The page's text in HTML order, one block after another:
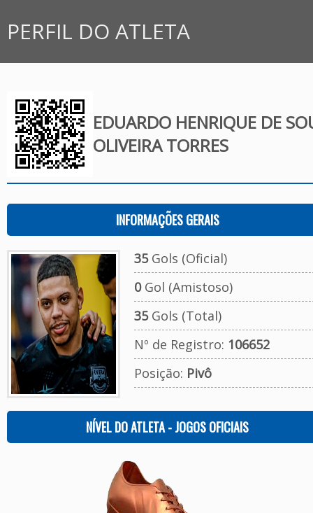
PERFIL DO ATLETA
EDUARDO HENRIQUE DE
OLIVEIRA TORRES
INFORMAÇÕES GERAIS
35Gols (Oficial)
0Gol (Amistoso)
35Gols (Total)
Nº de Registro: 106652
Posição: Pivô
NÍVEL DO ATLETA - JOGOS OFICIAIS